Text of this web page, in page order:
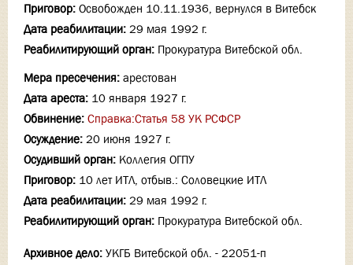
Приговор: Освобожден 10.11.1936, вернулся в Витебск
Дата реабилитации: 29 мая 1992 г.
Реабилитирующий орган: Прокуратура Витебской обл.
Мера пресечения: арестован
Дата ареста: 10 января 1927 г.
Обвинение: Справка:Статья 58 УК РСФСР
Осуждение: 20 июня 1927 г.
Осудивший орган: Коллегия ОГПУ
Приговор: 10 лет ИТЛ, отбыв.: Соловецкие ИТЛ
Дата реабилитации: 29 мая 1992 г.
Реабилитирующий орган: Прокуратура Витебской обл.
Архивное дело: УКГБ Витебской обл. - 22051-п